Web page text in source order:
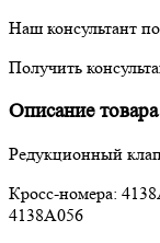
Наш консультант
Получить
Описание товара
Редукционный
Кросс-номера:
4138A056